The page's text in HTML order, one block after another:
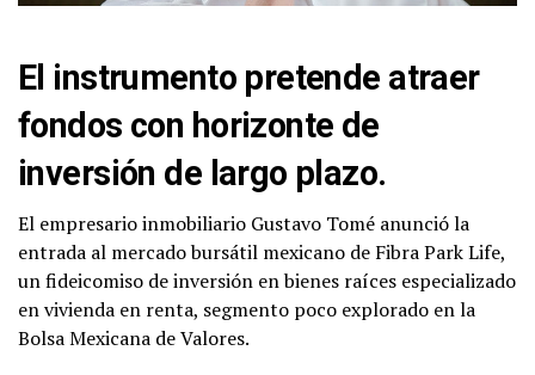
El instrumento pretende atraer
fondos con horizonte de
inversión de largo plazo.
El empresario inmobiliario Gustavo Tomé anunció la
entrada al mercado bursátil mexicano de Fibra Park Life,
un fideicomiso de inversión en bienes raíces especializado
en vivienda en renta, segmento poco explorado en la
Bolsa Mexicana de Valores.